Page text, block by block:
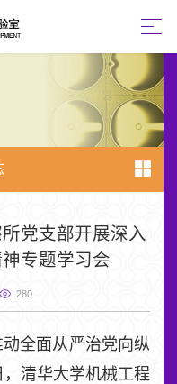
党支部开展深入
专题学习会
280
全面从严治党向纵
，清华大学机械工程